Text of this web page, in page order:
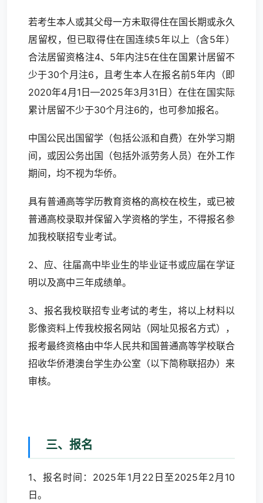
若考生本人或其父母一方未取得住在国长期或永久
居留权，但已取得住在国连续5年以上（含5年）
合法居留资格注4、5年内注5在住在国累计居留不
少于30个月注6，且考生本人在报名前5年内（即
2020年4月1日—2025年3月31日）在住在国实际
累计居留不少于30个月注6的，也可参加报名。
中国公民出国留学（包括公派和自费）在外学习期
间，或因公务出国（包括外派劳务人员）在外工作
期间，均不视为华侨。
具有普通高等学历教育资格的高校在校生，或已被
普通高校录取并保留入学资格的学生，不得报名参
加我校联招专业考试。
2、应、往届高中毕业生的毕业证书或应届在学证
明以及高中三年成绩单。
3、报名我校联招专业考试的考生，将以上材料以
影像资料上传我校报名网站（网址见报名方式），
报考最终资格由中华人民共和国普通高等学校联合
招收华侨港澳台学生办公室（以下简称联招办）来
审核。
三、报名
1、报名时间：2025年1月22日至2025年2月10
日。